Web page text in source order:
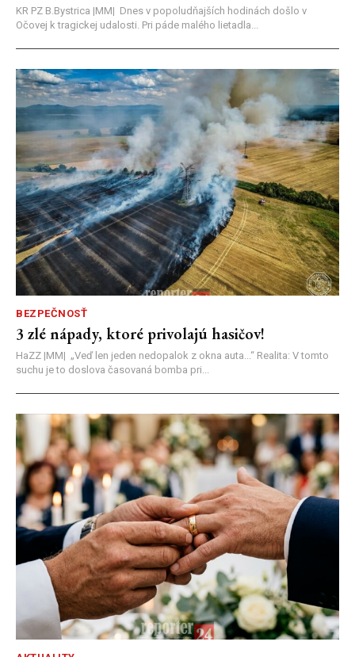
KR PZ B.Bystrica |MM| Dnes v popoludňajších hodinách došlo v
Očovej k tragickej udalosti. Pri páde malého lietadla...
BEZPEČNOSŤ
3 zlé nápady, ktoré privolajú hasičov!
HaZZ |MM| ​„Veď len jeden nedopalok z okna auta...“ ​Realita: V tomto
suchu je to doslova časovaná bomba pri...